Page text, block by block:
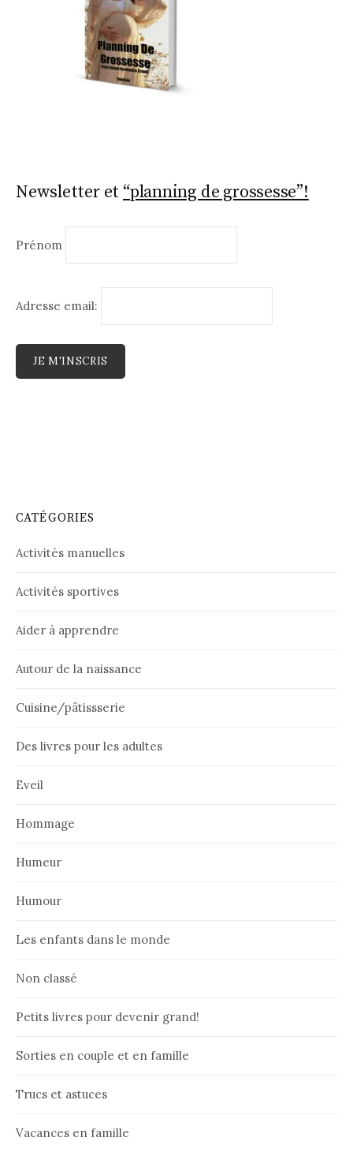
Newsletter et “planning de grossesse”!
Prénom
Adresse email:
CATÉGORIES
Activités manuelles
Activités sportives
Aider à apprendre
Autour de la naissance
Cuisine/pâtissserie
Des livres pour les adultes
Eveil
Hommage
Humeur
Humour
Les enfants dans le monde
Non classé
Petits livres pour devenir grand!
Sorties en couple et en famille
Trucs et astuces
Vacances en famille